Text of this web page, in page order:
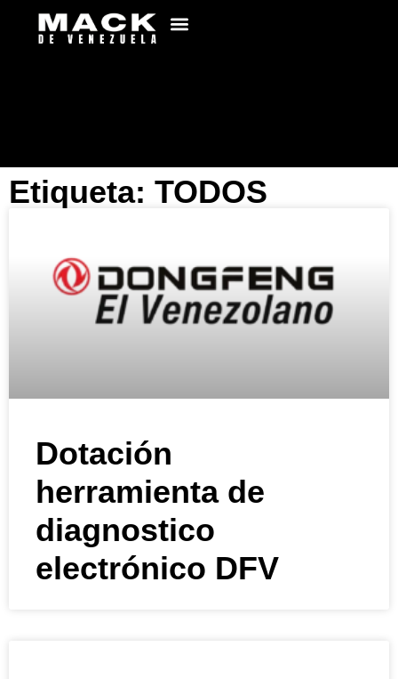
Etiqueta: TODOS
Dotación
herramienta de
diagnostico
electrónico DFV